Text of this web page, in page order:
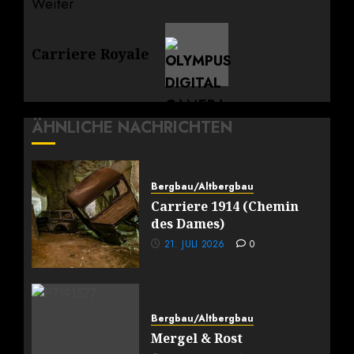
Beitrag:
Carriere Royale
ÄHNLICHE NACHRICHTEN
Bergbau/Altbergbau
Carriere 1914 (Chemin
des Dames)
21. JULI 2026 0
Bergbau/Altbergbau
Mergel & Rost